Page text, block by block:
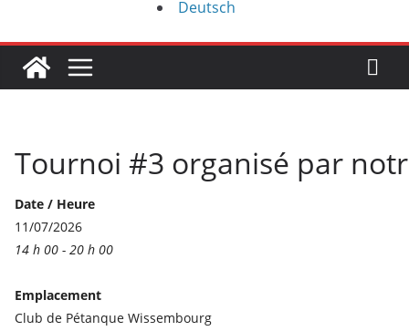
Deutsch
Tournoi #3 organisé par
Date / Heure
11/07/2026
14 h 00 - 20 h 00
Emplacement
Club de Pétanque Wissembourg